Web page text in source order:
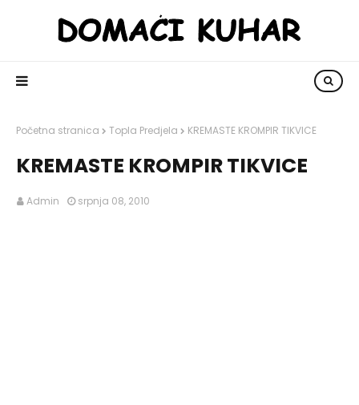
Početna stranica Topla Predjela KREMASTE KROMPIR TIKVICE
KREMASTE KROMPIR TIKVICE
Admin srpnja 08, 2010